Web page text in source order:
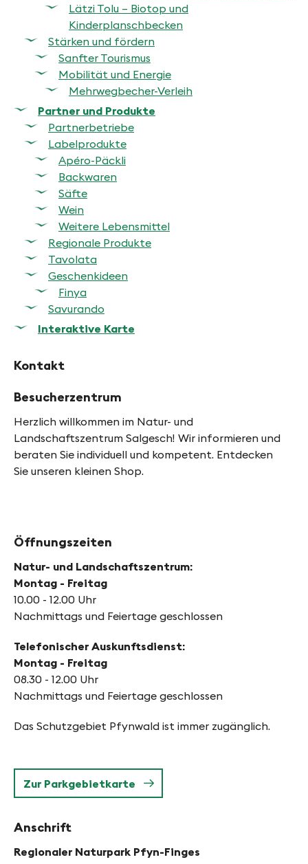
Lätzi Tolu – Biotop und
Kinderplanschbecken
Stärken und fördern
Sanfter Tourismus
Mobilität und Energie
Mehrwegbecher-Verleih
Partner und Produkte
Partnerbetriebe
Labelprodukte
Apéro-Päckli
Backwaren
Säfte
Wein
Weitere Lebensmittel
Regionale Produkte
Tavolata
Geschenkideen
Finya
Savurando
Interaktive Karte
Kontakt
Besucherzentrum
Herzlich willkommen im Natur- und
Landschaftszentrum Salgesch! Wir informieren und
beraten Sie individuell und kompetent. Entdecken
Sie unseren kleinen Shop.
Öffnungszeiten
Natur- und Landschaftszentrum:
Montag - Freitag
10.00 - 12.00 Uhr
Nachmittags und Feiertage geschlossen
Telefonischer Auskunftsdienst:
Montag - Freitag
08.30 - 12.00 Uhr
Nachmittags und Feiertage geschlossen
Das Schutzgebiet Pfynwald ist immer zugänglich.
Zur Parkgebietkarte
Anschrift
Regionaler Naturpark Pfyn-Finges